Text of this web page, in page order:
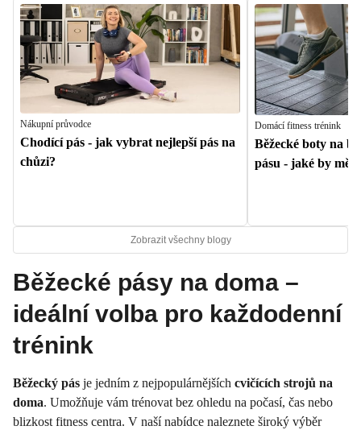
Nákupní průvodce
Chodící pás - jak vybrat nejlepší pás na
chůzi?
Domácí fitness trénink
Běžecké boty na
pásu - jaké by
Zobrazit všechny blogy
Běžecké pásy na doma –
ideální volba pro každodenní
trénink
Běžecký pás je jedním z nejpopulárnějších cvičících strojů na
doma. Umožňuje vám trénovat bez ohledu na počasí, čas nebo
blizkost fitness centra. V naší nabídce naleznete široký výběr